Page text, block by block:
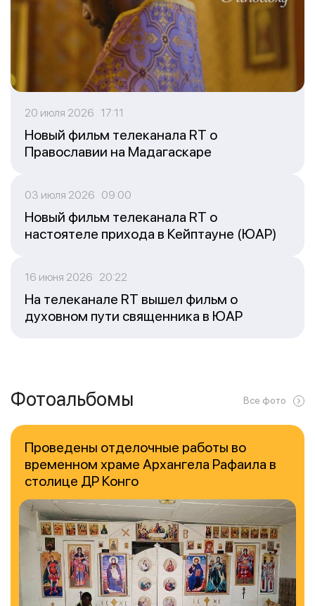
20 июля 2026 17:11
Новый фильм телеканала RT о
Православии на Мадагаскаре
03 июля 2026 09:00
Новый фильм телеканала RT о
настоятеле прихода в Кейптауне (ЮАР)
16 июня 2026 20:22
На телеканале RT вышел фильм о
духовном пути священника в ЮАР
Фотоальбомы Все фото
Проведены отделочные работы во
временном храме Архангела Рафаила в
столице ДР Конго